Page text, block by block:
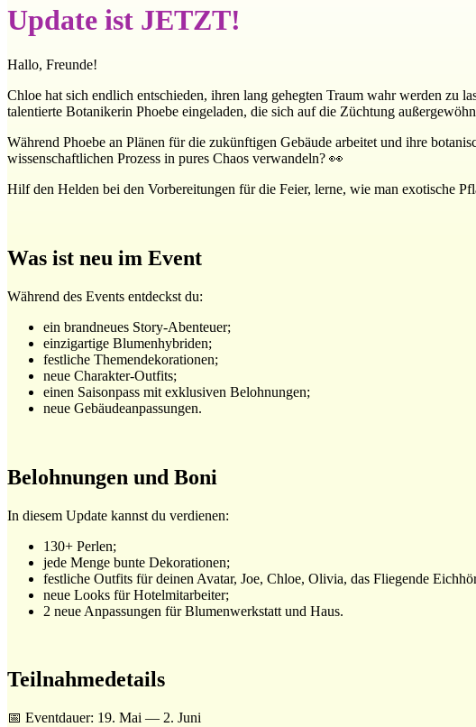
Update ist JETZT!
Hallo, Freunde!
Chloe hat sich endlich entschieden, ihren lang gehegten Traum wahr werden zu
talentierte Botanikerin Phoebe eingeladen, die sich auf die Züchtung
Während Phoebe an Plänen für die zukünftigen Gebäude arbeitet und ihre
wissenschaftlichen Prozess in pures Chaos verwandeln? 👀
Hilf den Helden bei den Vorbereitungen für die Feier, lerne, wie man exotische
Was ist neu im Event
Während des Events entdeckst du:
ein brandneues Story-Abenteuer;
einzigartige Blumenhybriden;
festliche Themendekorationen;
neue Charakter-Outfits;
einen Saisonpass mit exklusiven Belohnungen;
neue Gebäudeanpassungen.
Belohnungen und Boni
In diesem Update kannst du verdienen:
130+ Perlen;
jede Menge bunte Dekorationen;
festliche Outfits für deinen Avatar, Joe, Chloe, Olivia, das Fliegende
neue Looks für Hotelmitarbeiter;
2 neue Anpassungen für Blumenwerkstatt und Haus.
Teilnahmedetails
📅 Eventdauer: 19. Mai — 2. Juni